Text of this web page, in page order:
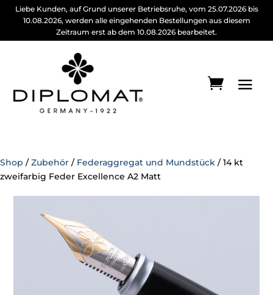
Liebe Kunden, auf Grund unserer Betriebsruhe, vom 25.07.2026 bis
10.08.2026, werden alle eingehenden Bestellungen aus diesem
Zeitraum erst ab dem 10.08.2026 bearbeitet.
Shop / Zubehör / Federaggregat und Mundstück / 14 kt
zweifarbig Feder Excellence A2 Matt